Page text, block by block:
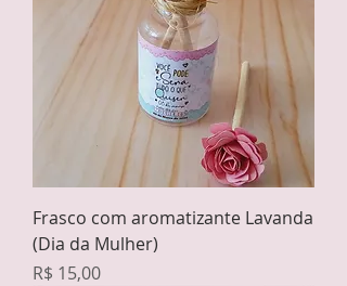
Frasco com aromatizante Lavanda
(Dia da Mulher)
Preço
R$ 15,00